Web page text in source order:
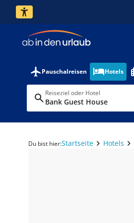
Pauschalreisen Hotels
Reiseziel oder Hotel
Bank Guest House
Du bist hier:Startseite Hotels